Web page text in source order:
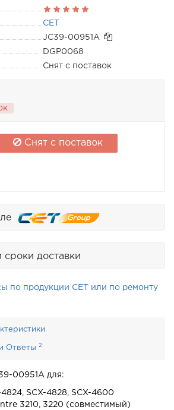
CET
JC39-00951A
DGP0068
Снят с поставок
Снят с поставок
сроки доставки
по продукции CET или по ремонту
Ответы 2
00951A для:
4824, SCX-4828, SCX-4600
3210, 3220 (совместимый)